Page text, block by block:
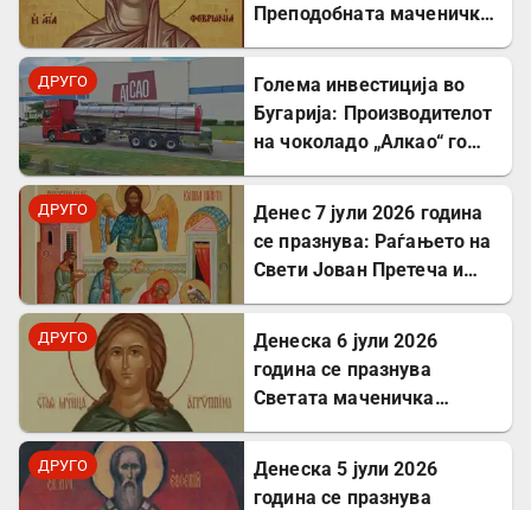
Преподобната маченичка
ДРУГО
Голема инвестиција во
Бугарија: Производителот
на чоколадо „Алкао“ го
ДРУГО
Денес 7 јули 2026 година
се празнува: Раѓањето на
Свети Јован Претеча и
ДРУГО
Денеска 6 јули 2026
година се празнува
Светата маченичка
ДРУГО
Денеска 5 јули 2026
година се празнува